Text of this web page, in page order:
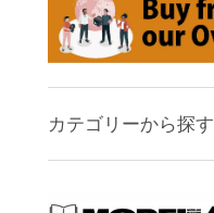
カテゴリーから探す